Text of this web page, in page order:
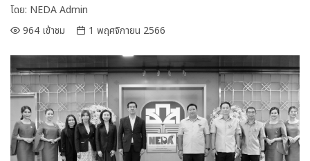
โดย: NEDA Admin
964 เข้าชม
1 พฤศจิกายน 2566